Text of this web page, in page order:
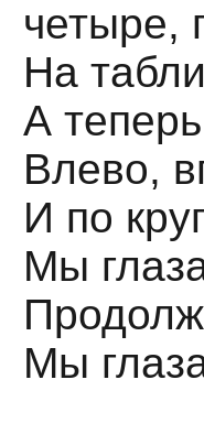
четыре,
На
А
Влево,
И по
Мы
Мы